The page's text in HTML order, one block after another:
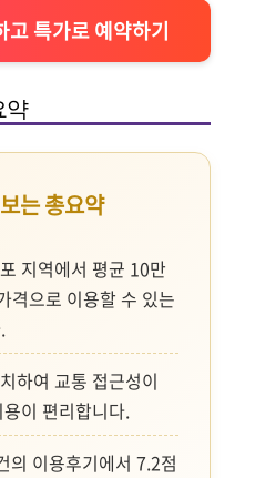
고 특가로 예약하기
약
는 총요약
지역에서 평균 10만
격으로 이용할 수 있는
하여 교통 접근성이
이 편리합니다.
의 이용후기에서 7.2점